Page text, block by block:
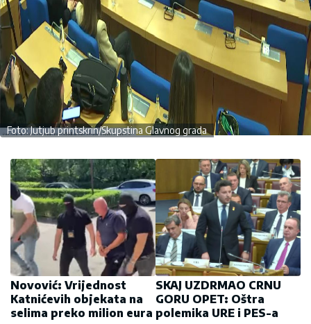
Foto: Jutjub printskrin/Skupstina Glavnog grada
Novović: Vrijednost
Katnićevih objekata na
selima preko milion eura
SKAJ UZDRMAO CRNU
GORU OPET: Oštra
polemika URE i PES-a